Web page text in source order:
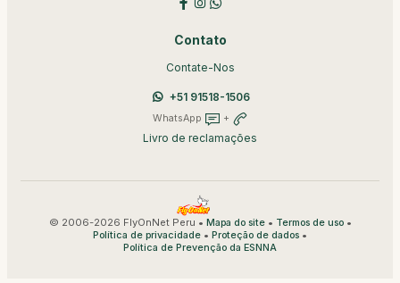
Contato
Contate-Nos
+51 91518-1506
WhatsApp +
Livro de reclamações
© 2006-2026 FlyOnNet Peru • Mapa do site• Termos de uso•
Política de privacidade • Proteção de dados •
Política de Prevenção da ESNNA